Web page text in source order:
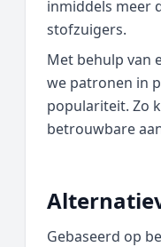
inmiddels meer
stofzuigers.
Met behulp van
we patronen in
populariteit. Zo
betrouwbare
Gebaseerd op